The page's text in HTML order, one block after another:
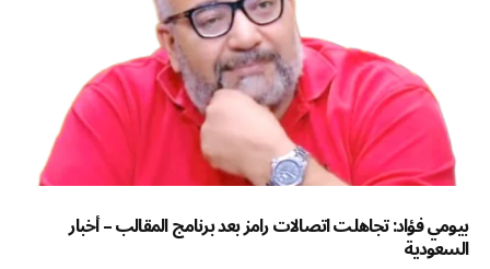
بيومي فؤاد: تجاهلت اتصالات رامز بعد برنامج المقالب – أخبار
السعودية